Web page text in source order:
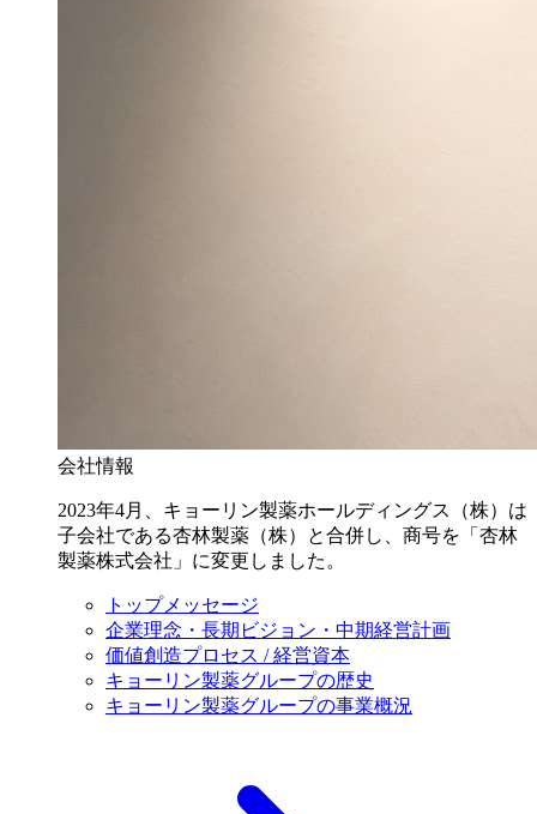
会社情報
2023年4月、キョーリン製薬ホールディングス（株）は
子会社である杏林製薬（株）と合併し、商号を「杏林
製薬株式会社」に変更しました。
トップメッセージ
企業理念・長期ビジョン・中期経営計画
価値創造プロセス / 経営資本
キョーリン製薬グループの歴史
キョーリン製薬グループの事業概況